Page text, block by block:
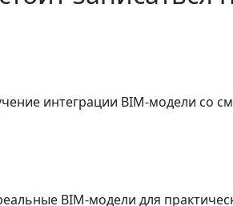
интеграции BIM‑модели со
BIM‑модели для